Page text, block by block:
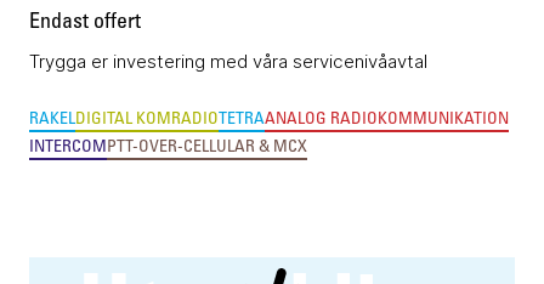
Endast offert
Trygga er investering med våra servicenivåavtal
RAKELDIGITAL KOMRADIOTETRAANALOG RADIOKOMMUNIKATION
INTERCOM PTT-OVER-CELLULAR & MCX